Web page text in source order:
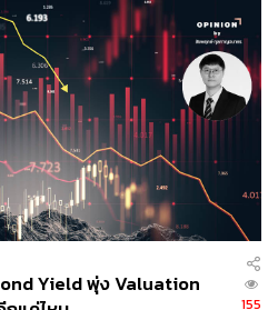
มายด้านเงินเฟ้อของ Fed
กล่าวทำให้บางส่วนของตลาดเริ่ม
จลดคาดการณ์ต่อขนาดการปรับ
ผลให้ช่วงก่อนการเปิดเผยผล
ลลาร์และอัตราผลตอบแทน
ขึ้น นับเป็นปัจจัยที่คอยกดดัน
งคำ
ดการณ์ต่อขนาดการปรับลด
เดิม ซึ่งสอดคล้องกับที่ตลาดคาด
Yield พุ่ง Valuation
155